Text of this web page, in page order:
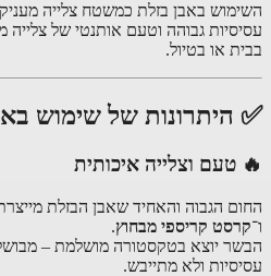
השימוש באבן בזלת כמשטח צלייה
עסיסיות גבוהה וטעם אותנטי של צלייה
בבית או בטיול.
✅ היתרונות של שימוש
🔥 טעם וצלייה איכותית
החום הגבוה והאחיד שאבן הבזלת
ו־קרסט קריספי מבחוץ.
הבשר יוצא בטקסטורה מושלמת –
עסיסיות ולא מתייבש.